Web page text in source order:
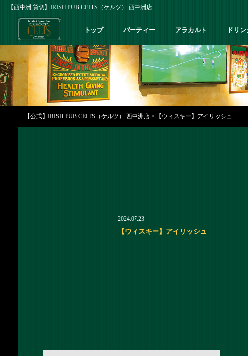
【西中洲 貸切】IRISH PUB CELTS（ケルツ） 西中洲店
トップ パーティー アラカルト ドリン
【公式】IRISH PUB CELTS（ケルツ） 西中洲店 > 【ウィスキー】アイリッシュ
2024.07.23
【ウィスキー】アイリッシュ